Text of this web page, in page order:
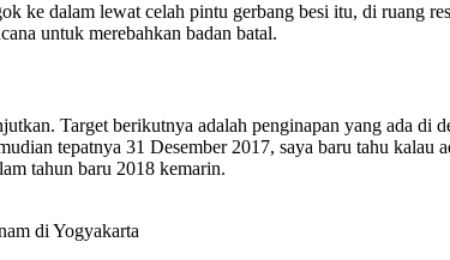
ke dalam lewat celah pintu gerbang besi itu, di ruang
untuk merebahkan badan batal.
Target berikutnya adalah penginapan yang ada
tepatnya 31 Desember 2017, saya baru tahu
tahun baru 2018 kemarin.
di Yogyakarta